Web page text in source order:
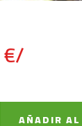
€/
AÑADIR